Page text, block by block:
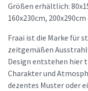
Größen erhältlich:
160x230cm,
Fraai ist die Marke für
zeitgemäßen
Design entstehen hier
Charakter und
dezentes Muster oder